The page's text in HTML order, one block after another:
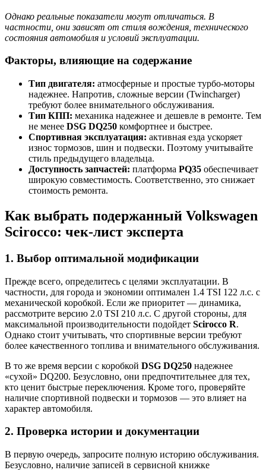
Однако реальные показатели могут отличаться. В
частности, они зависят от стиля вождения, технического
состояния автомобиля и условий эксплуатации.
Факторы, влияющие на содержание
Тип двигателя: атмосферные и простые турбо-моторы
надежнее. Напротив, сложные версии (Twincharger)
требуют более внимательного обслуживания.
Тип КПП: механика надежнее и дешевле в ремонте. Тем
не менее DSG DQ250 комфортнее и быстрее.
Спортивная эксплуатация: активная езда ускоряет
износ тормозов, шин и подвески. Поэтому учитывайте
стиль предыдущего владельца.
Доступность запчастей: платформа PQ35 обеспечивает
широкую совместимость. Соответственно, это снижает
стоимость ремонта.
Как выбрать подержанный Volkswagen
Scirocco: чек-лист эксперта
1. Выбор оптимальной модификации
Прежде всего, определитесь с целями эксплуатации. В
частности, для города и экономии оптимален 1.4 TSI 122 л.с. с
механической коробкой. Если же приоритет — динамика,
рассмотрите версию 2.0 TSI 210 л.с. С другой стороны, для
максимальной производительности подойдет Scirocco R.
Однако стоит учитывать, что спортивные версии требуют
более качественного топлива и внимательного обслуживания.
В то же время версии с коробкой DSG DQ250 надежнее
«сухой» DQ200. Безусловно, они предпочтительнее для тех,
кто ценит быстрые переключения. Кроме того, проверяйте
наличие спортивной подвески и тормозов — это влияет на
характер автомобиля.
2. Проверка истории и документации
В первую очередь, запросите полную историю обслуживания.
Безусловно, наличие записей в сервисной книжке